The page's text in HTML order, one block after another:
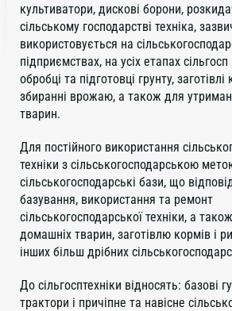
культиватори, дискові борони,
сільському господарстві техніка,
використовується на
підприємствах, на усіх етапах
обробці та підготовці грунту, заготівлі
збиранні врожаю, а також для
тварин.
Для постійного використання
техніки з сільськогосподарською
сільськогосподарські бази, що
базування, використання та ремонт
сільськогосподарської техніки, а
домашніх тварин, заготівлю кормів і
інших більш дрібних
До сільгосптехніки відносять: базові
трактори і причіпне та навісне